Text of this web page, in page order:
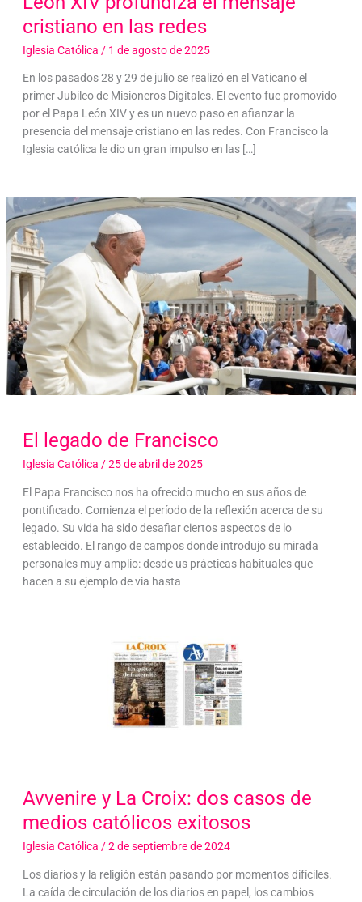
cristiano en las redes
Iglesia Católica / 1 de agosto de 2025
En los pasados 28 y 29 de julio se realizó en el Vaticano el
primer Jubileo de Misioneros Digitales. El evento fue promovido
por el Papa León XIV y es un nuevo paso en afianzar la
presencia del mensaje cristiano en las redes. Con Francisco la
Iglesia católica le dio un gran impulso en las […]
El legado de Francisco
Iglesia Católica /25 de abril de 2025
El Papa Francisco nos ha ofrecido mucho en sus años de
pontificado. Comienza el período de la reflexión acerca de su
legado. Su vida ha sido desafiar ciertos aspectos de lo
establecido. El rango de campos donde introdujo su mirada
personales muy amplio: desde us prácticas habituales que
hacen a su ejemplo de via hasta
Avvenire y La Croix: dos casos de
medios católicos exitosos
Iglesia Católica /2 de septiembre de 2024
Los diarios y la religión están pasando por momentos difíciles.
La caída de circulación de los diarios en papel, los cambios